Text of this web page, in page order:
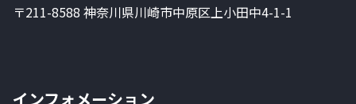
〒211-8588 神奈川県川崎市中原区上小田中4-1-1
インフォメーション